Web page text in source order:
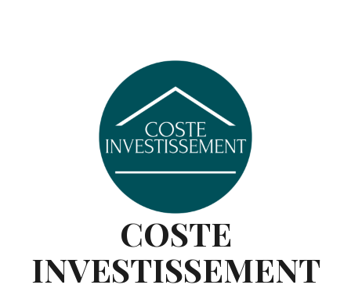
COSTE
INVESTISSEMENT